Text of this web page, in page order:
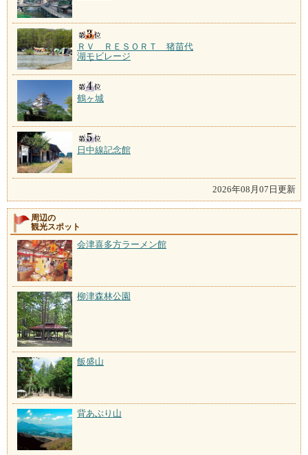
ＲＶ ＲＥＳＯＲＴ 猪苗代
湖モビレージ
鶴ヶ城
日中線記念館
2026年08月07日更新
周辺の
観光スポット
会津喜多方ラーメン館
柳津森林公園
飯盛山
背あぶり山